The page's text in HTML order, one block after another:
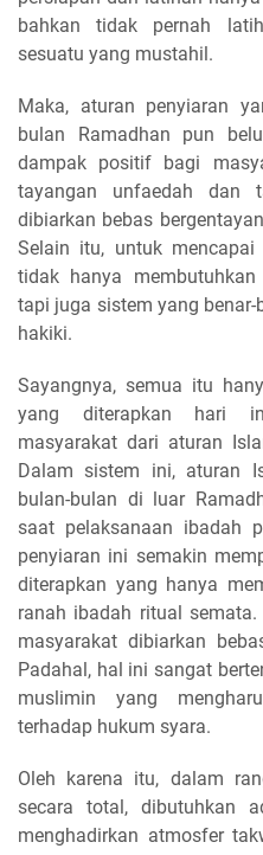
bahkan tidak pernah
sesuatu yang mustahil.
Maka, aturan penyiaran
bulan Ramadhan pun
dampak positif bagi
tayangan unfaedah dan
dibiarkan bebas
Selain itu, untuk
tidak hanya
tapi juga sistem yang
hakiki.
Sayangnya, semua itu
yang diterapkan hari
masyarakat dari aturan
Dalam sistem ini, aturan
bulan-bulan di luar
saat pelaksanaan ibadah
penyiaran ini semakin
diterapkan yang hanya
ranah ibadah ritual
masyarakat dibiarkan
Padahal, hal ini sangat
muslimin yang
terhadap hukum syara.
Oleh karena itu, dalam
secara total, dibutuhkan
menghadirkan atmosfer